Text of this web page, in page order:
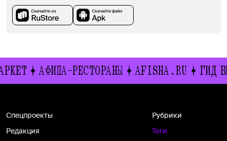
АФИША-РЕСТОРАНЫ AFISHA.RU ГИД
Спецпроекты
Редакция
Рубрики
Теги